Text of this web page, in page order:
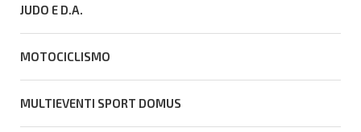
JUDO E D.A.
MOTOCICLISMO
MULTIEVENTI SPORT DOMUS